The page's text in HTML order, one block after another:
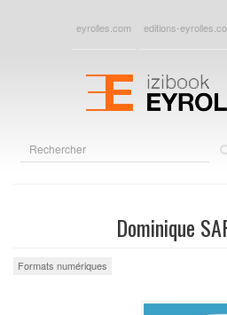
eyrolles.com editions-
Dominique
Formats numériques